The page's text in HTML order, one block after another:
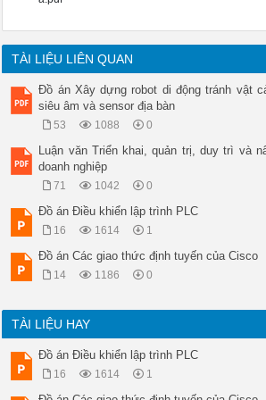
TÀI LIỆU LIÊN QUAN
Đồ án Xây dựng robot di động tránh vật
siêu âm và sensor địa bàn
53 1088 0
Luận văn Triển khai, quản trị, duy trì và
doanh nghiệp
71 1042 0
Đồ án Điều khiển lập trình PLC
16 1614 1
Đồ án Các giao thức định tuyến của Cisco
14 1186 0
TÀI LIỆU HAY
Đồ án Điều khiển lập trình PLC
16 1614 1